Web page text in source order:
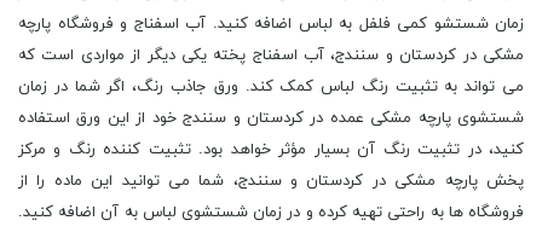
زمان شستشو کمی فلفل به لباس اضافه کنید. آب اسفناج و فروشگاه پارچه
مشکی در کردستان و سنندج، آب اسفناج پخته یکی دیگر از مواردی است که
می تواند به تثبیت رنگ لباس کمک کند. ورق جاذب رنگ، اگر شما در زمان
شستشوی پارچه مشکی عمده در کردستان و سنندج خود از این ورق استفاده
کنید، در تثبیت رنگ آن بسیار مؤثر خواهد بود. تثبیت کننده رنگ و مرکز
پخش پارچه مشکی در کردستان و سنندج، شما می توانید این ماده را از
فروشگاه ها به راحتی تهیه کرده و در زمان شستشوی لباس به آن اضافه کنید.